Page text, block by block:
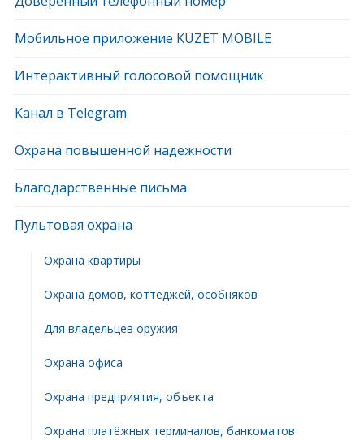
Мобильное приложение KUZET MOBILE
Интерактивный голосовой помощник
Канал в Telegram
Охрана повышенной надежности
Благодарственные письма
Пультовая охрана
Охрана квартиры
Охрана домов, коттеджей, особняков
Для владельцев оружия
Охрана офиса
Охрана предприятия, объекта
Охрана платёжных терминалов, банкоматов